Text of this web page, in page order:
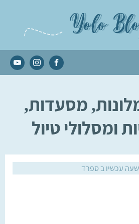
Yolo
מסעדות,
ומסלולי טיול
עכשיו ב ספרד